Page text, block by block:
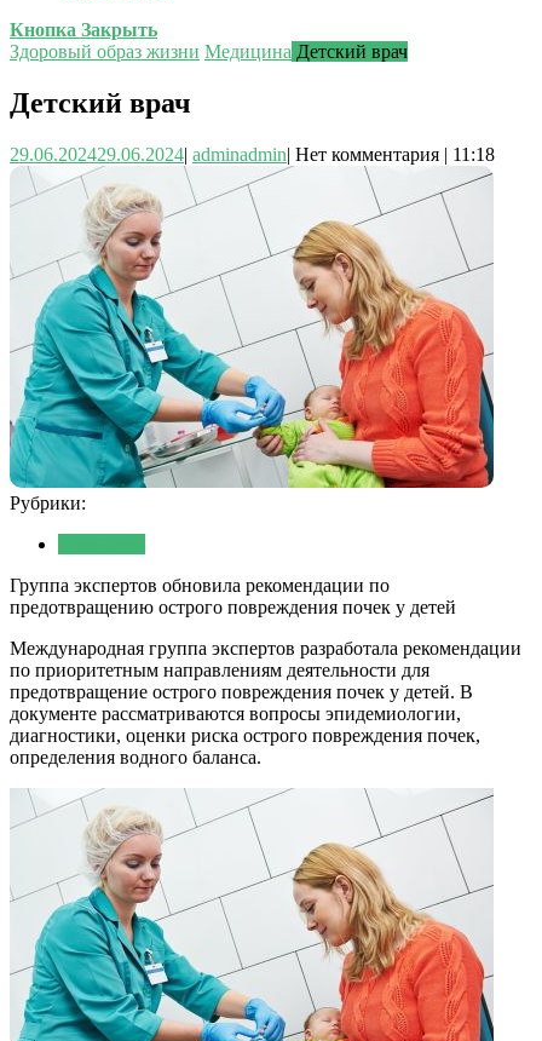
Кнопка Закрыть
Здоровый образ жизни Медицина Детский врач
Детский врач
29.06.202429.06.2024| adminadmin| Нет комментария | 11:18
Рубрики:
Группа экспертов обновила рекомендации по
предотвращению острого повреждения почек у детей
Международная группа экспертов разработала рекомендации
по приоритетным направлениям деятельности для
предотвращение острого повреждения почек у детей. В
документе рассматриваются вопросы эпидемиологии,
диагностики, оценки риска острого повреждения почек,
определения водного баланса.